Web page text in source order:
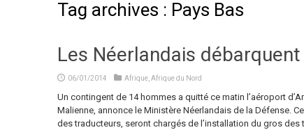
Tag archives : Pays Bas
Les Néerlandais
06/01/2014 Afrique, Afrique du Nord
Un contingent de 14 hommes a quitté ce matin l’aéroport
Malienne, annonce le Ministère Néerlandais de la Défense.
des traducteurs, seront chargés de l’installation du gros